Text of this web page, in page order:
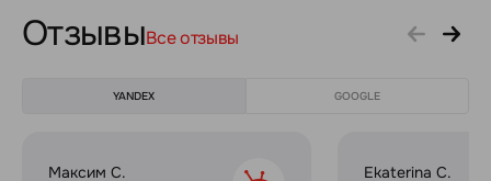
ОтзывыВсе отзывы
YANDEX GOOGLE
Максим С.
Ekaterina C.